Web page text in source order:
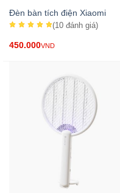
Đèn bàn tích điện Xiaomi
(10 đánh giá)
450.000VND